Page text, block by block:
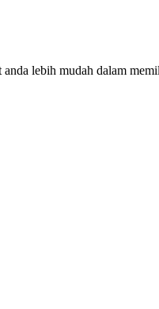
lebih mudah dalam